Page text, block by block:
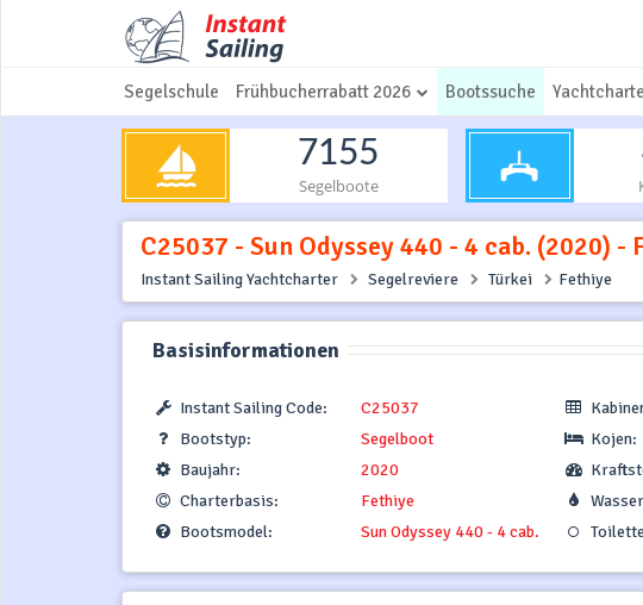
Segelschule Frühbucherrabatt 2026 Bootssuche
7155
Segelboote
C25037 - Sun Odyssey 440 - 4 cab. (2020) -
Instant Sailing Yachtcharter Segelreviere Türkei Fethiye
Basisinformationen
Instant Sailing Code:
C25037
Bootstyp:
Segelboot
Baujahr:
2020
Charterbasis:
Fethiye
Bootsmodel:
Sun Odyssey 440 - 4 cab.
Kojen: